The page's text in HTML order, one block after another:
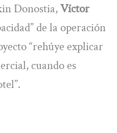
Donostia,Víctor
de la operación
“rehúye explicar
cuando es